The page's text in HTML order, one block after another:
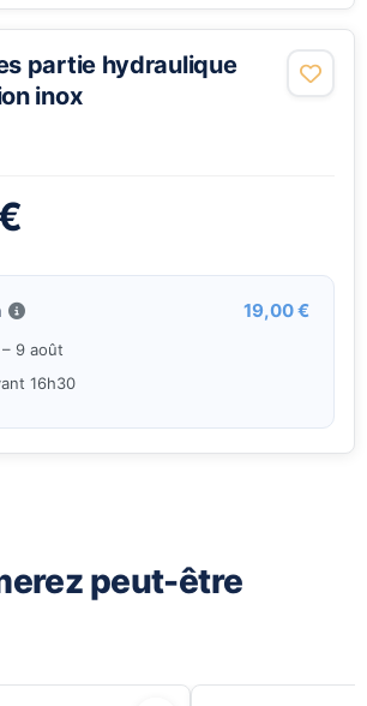
partie hydraulique
inox
19,00 €
9 août
16h30
peut-être